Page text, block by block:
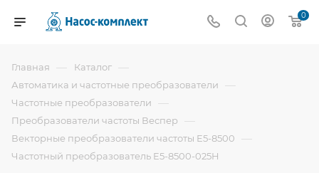
0
Главная — Каталог —
Автоматика и частотные преобразователи —
Частотные преобразователи —
Преобразователи частоты Веспер —
Векторные преобразователи частоты E5-8500 —
Частотный преобразователь E5-8500-025H